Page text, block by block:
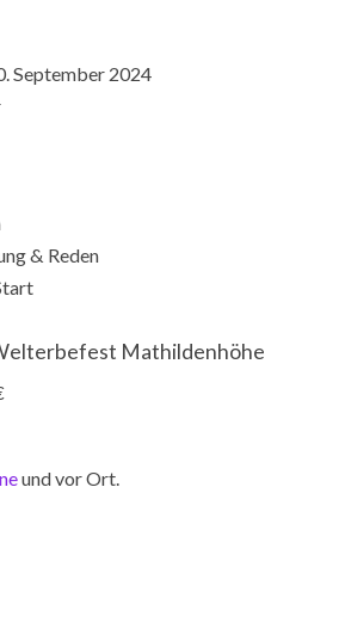
September 2024
& Reden
Mathildenhöhe
und vor Ort.